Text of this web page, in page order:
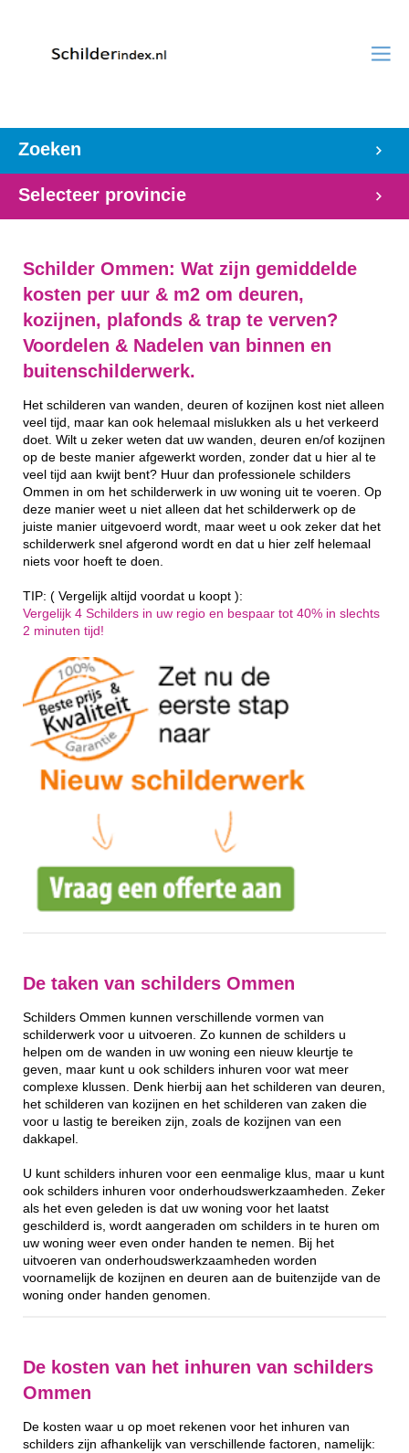
Zoeken
Selecteer provincie
Schilder Ommen: Wat zijn gemiddelde
kosten per uur & m2 om deuren,
kozijnen, plafonds & trap te verven?
Voordelen & Nadelen van binnen en
buitenschilderwerk.
Het schilderen van wanden, deuren of kozijnen kost niet alleen
veel tijd, maar kan ook helemaal mislukken als u het verkeerd
doet. Wilt u zeker weten dat uw wanden, deuren en/of kozijnen
op de beste manier afgewerkt worden, zonder dat u hier al te
veel tijd aan kwijt bent? Huur dan professionele schilders
Ommen in om het schilderwerk in uw woning uit te voeren. Op
deze manier weet u niet alleen dat het schilderwerk op de
juiste manier uitgevoerd wordt, maar weet u ook zeker dat het
schilderwerk snel afgerond wordt en dat u hier zelf helemaal
niets voor hoeft te doen.
TIP: ( Vergelijk altijd voordat u koopt ):
Vergelijk 4 Schilders in uw regio en bespaar tot 40% in slechts
2 minuten tijd!
De taken van schilders Ommen
Schilders Ommen kunnen verschillende vormen van
schilderwerk voor u uitvoeren. Zo kunnen de schilders u
helpen om de wanden in uw woning een nieuw kleurtje te
geven, maar kunt u ook schilders inhuren voor wat meer
complexe klussen. Denk hierbij aan het schilderen van deuren,
het schilderen van kozijnen en het schilderen van zaken die
voor u lastig te bereiken zijn, zoals de kozijnen van een
dakkapel.
U kunt schilders inhuren voor een eenmalige klus, maar u kunt
ook schilders inhuren voor onderhoudswerkzaamheden. Zeker
als het even geleden is dat uw woning voor het laatst
geschilderd is, wordt aangeraden om schilders in te huren om
uw woning weer even onder handen te nemen. Bij het
uitvoeren van onderhoudswerkzaamheden worden
voornamelijk de kozijnen en deuren aan de buitenzijde van de
woning onder handen genomen.
De kosten van het inhuren van schilders
Ommen
De kosten waar u op moet rekenen voor het inhuren van
schilders zijn afhankelijk van verschillende factoren, namelijk: